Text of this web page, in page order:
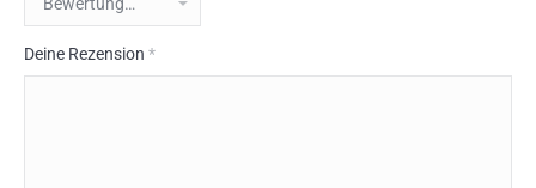
Deine Rezension *